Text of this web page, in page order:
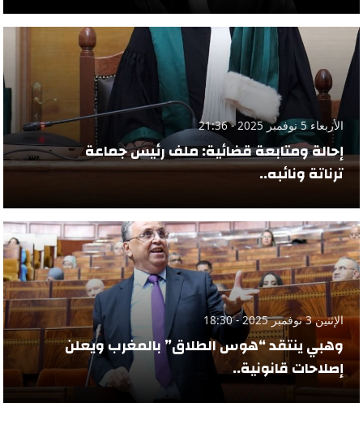
الأربعاء 5 نوفمبر 2025 - 21:36
إحالة ومتابعة قضائية: ملف رئيس جماعة
ترناتة ونائبه..
الإثنين 3 نوفمبر 2025 - 18:30
وهبي ينتقد “هوس الطلاق” بالمغرب ويعلن
إصلاحات قانونية..